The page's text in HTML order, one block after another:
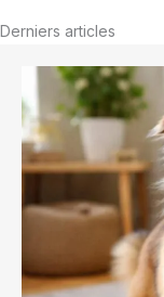
Derniers articles